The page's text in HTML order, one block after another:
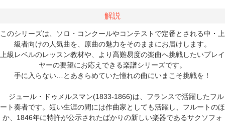
解説
このシリーズは、ソロ・コンクールやコンテストで定番とされる中・上
級者向けの人気曲を、原曲の魅力をそのままにお届けします。
上級レベルのレッスン教材や、より高難易度の楽曲へ挑戦したいプレイ
ヤーの要望にお応えできる楽譜シリーズです。
手に入らない…とあきらめていた憧れの曲にいまこそ挑戦を！
ジュール・ドゥメルスマン(1833-1866)は、フランスで活躍したフル
ート奏者です。短い生涯の間には作曲家としても活躍し、フルートのほ
か、1846年に特許が公示されたばかりの新しい楽器であるサクソフォ